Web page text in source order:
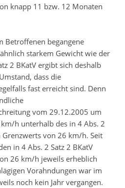
knapp 11 bzw. 12 Monaten
Betroffenen begangene
starkem Gewicht wie der
2 BKatV ergibt sich deshalb
dass die
fast erreicht sind. Denn
vom 29.12.2005 um
h unterhalb des in 4 Abs. 2
Grenzwerts von 26 km/h. Seit
in 4 Abs. 2 Satz 2 BKatV
26 km/h jeweils erheblich
Vorahndungen war im
noch kein Jahr vergangen.